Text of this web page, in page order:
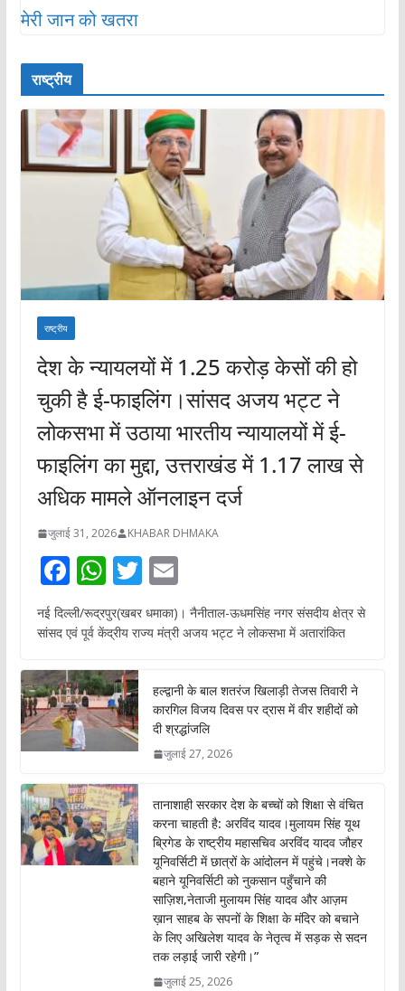
राष्ट्रीय
राष्ट्रीय
देश के न्यायलयों में 1.25 करोड़ केसों की हो
चुकी है ई-फाइलिंग।सांसद अजय भट्ट ने
लोकसभा में उठाया भारतीय न्यायालयों में ई-
फाइलिंग का मुद्दा, उत्तराखंड में 1.17 लाख से
अधिक मामले ऑनलाइन दर्ज
जुलाई 31, 2026 KHABAR DHMAKA
F
ac
e
o
o
k
W
h
at
A
p
p
T
w
itt
E
m
ai
नई दिल्ली/रूद्रपुर(खबर धमाका)। नैनीताल-ऊधमसिंह नगर संसदीय क्षेत्र से
सांसद एवं पूर्व केंद्रीय राज्य मंत्री अजय भट्ट ने लोकसभा में अतारांकित
हल्द्वानी के बाल शतरंज खिलाड़ी तेजस तिवारी ने
कारगिल विजय दिवस पर द्रास में वीर शहीदों को
दी श्रद्धांजलि
जुलाई 27, 2026
तानाशाही सरकार देश के बच्चों को शिक्षा से वंचित
करना चाहती है: अरविंद यादव।मुलायम सिंह यूथ
ब्रिगेड के राष्ट्रीय महासचिव अरविंद यादव जौहर
यूनिवर्सिटी में छात्रों के आंदोलन में पहुंचे।नक्शे के
बहाने यूनिवर्सिटी को नुकसान पहुँचाने की
साज़िश,नेताजी मुलायम सिंह यादव और आज़म
ख़ान साहब के सपनों के शिक्षा के मंदिर को बचाने
के लिए अखिलेश यादव के नेतृत्व में सड़क से सदन
तक लड़ाई जारी रहेगी।”
जुलाई 25, 2026